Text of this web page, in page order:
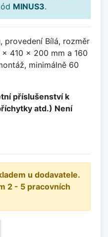
MINUS3.
provedení Bílá, rozměr
410 x 200 mm a 160
minimálně 60
příslušenství k
atd.) Není
u dodavatele.
2 - 5 pracovních